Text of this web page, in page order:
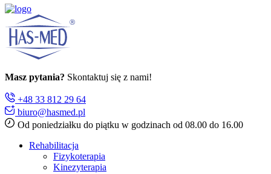
Masz pytania? Skontaktuj się z nami!
+48 33 812 29 64
biuro@hasmed.pl
Od poniedziałku do piątku w godzinach od 08.00 do 16.00
Rehabilitacja
Fizykoterapia
Kinezyterapia